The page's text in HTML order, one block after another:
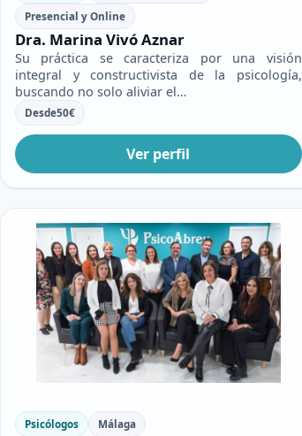
Presencial y Online
Dra. Marina Vivó Aznar
Su práctica se caracteriza por una visión
integral y constructivista de la psicología,
buscando no solo aliviar el…
Desde50€
Ver perfil
Psicólogos Málaga